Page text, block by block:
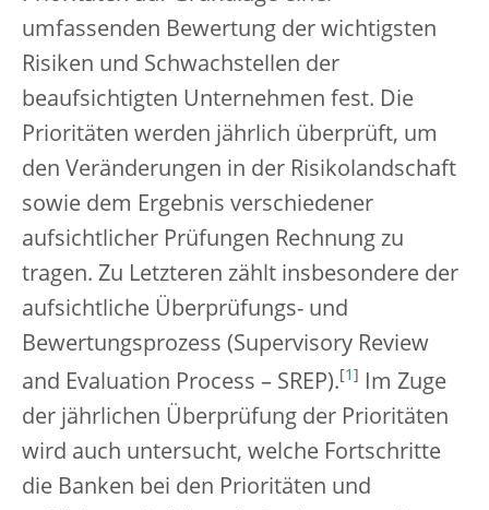
umfassenden Bewertung der wichtigsten
Risiken und Schwachstellen der
beaufsichtigten Unternehmen fest. Die
Prioritäten werden jährlich überprüft, um
den Veränderungen in der Risikolandschaft
sowie dem Ergebnis verschiedener
aufsichtlicher Prüfungen Rechnung zu
tragen. Zu Letzteren zählt insbesondere der
aufsichtliche Überprüfungs- und
Bewertungsprozess (Supervisory Review
and Evaluation Process – SREP). 1
Im Zuge
der jährlichen Überprüfung der Prioritäten
wird auch untersucht, welche Fortschritte
die Banken bei den Prioritäten und